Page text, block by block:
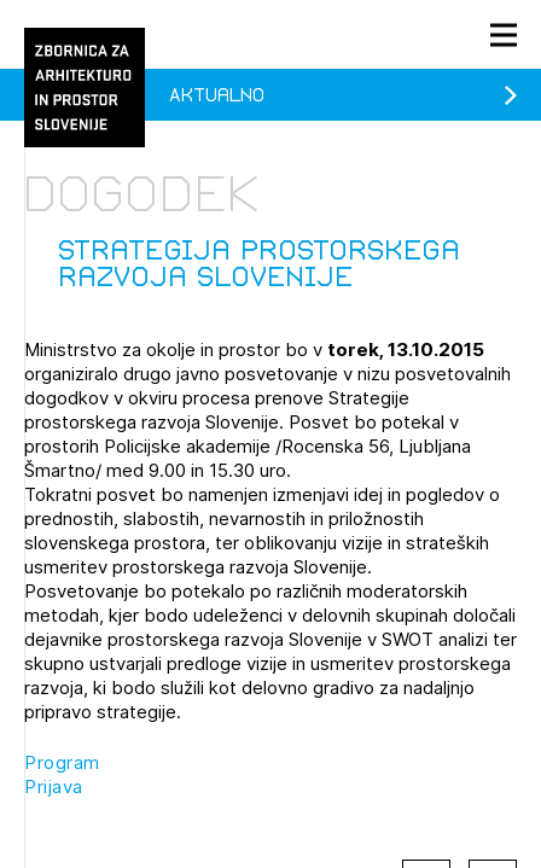
PRIJAVA
Članstvo
Praksa
O ZAPS
1/1
Pozdravljeni
PRIJAVITE SE
POZABLJENO GESLO
REGISTRIRAJTE SE
Strategija prostorskega
razvoja Slovenije
Dogodek
Aktualno
Ministrstvo za okolje in prostor bo v torek, 13.10.2015
organiziralo drugo javno posvetovanje v nizu posvetovalnih
dogodkov v okviru procesa prenove Strategije
prostorskega razvoja Slovenije. Posvet bo potekal v
prostorih Policijske akademije /Rocenska 56, Ljubljana
Šmartno/ med 9.00 in 15.30 uro.
Tokratni posvet bo namenjen izmenjavi idej in pogledov o
prednostih, slabostih, nevarnostih in priložnostih
slovenskega prostora, ter oblikovanju vizije in strateških
usmeritev prostorskega razvoja Slovenije.
Posvetovanje bo potekalo po različnih moderatorskih
metodah, kjer bodo udeleženci v delovnih skupinah določali
dejavnike prostorskega razvoja Slovenije v SWOT analizi ter
skupno ustvarjali predloge vizije in usmeritev prostorskega
razvoja, ki bodo služili kot delovno gradivo za nadaljnjo
pripravo strategije.
Program
Prijava
1/1
prijava
PRIJAVITE SE
1/2
Prijava na novičnik
Novičnike. Označite svojo izbiro.
Novičnike vam bomo pošiljali na vaš elektronski naslov.
Mesečni novičnik
Novičnik izobraževanj
Novičnik natečajev
Tedenski novičnik javnih naročil
Dnevne medijske objave
NAPREJ